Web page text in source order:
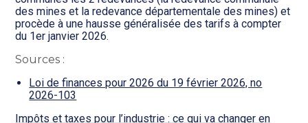
des mines et la redevance départementale des mines) et
procède à une hausse généralisée des tarifs à compter
du 1er janvier 2026.
Sources :
Loi de finances pour 2026 du 19 février 2026, no
2026-103
Impôts et taxes pour l’industrie : ce qui va changer en